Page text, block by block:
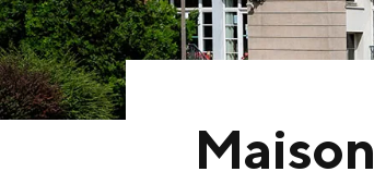
Maison